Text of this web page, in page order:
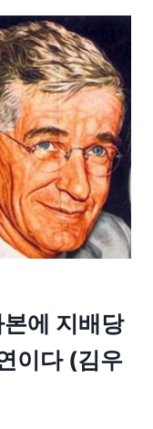
에 지배당
이다 (김우